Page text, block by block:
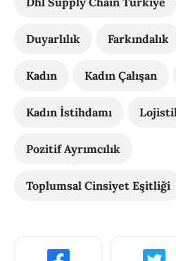
Duyarlılık Farkındalık
Kadın Kadın Çalışan
Kadın İstihdamı
Pozitif Ayrımcılık
Toplumsal Cinsiyet Eşitliği